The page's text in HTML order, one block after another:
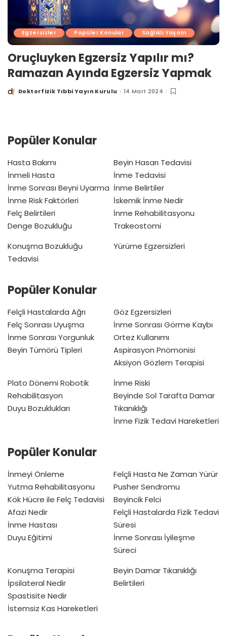
Egzersizler Popüler Konular Sağlıklı Yaşam
Oruçluyken Egzersiz Yapılır mı?
Ramazan Ayında Egzersiz Yapmak
PostedDoktorfizik Tıbbi Yayın Kurulu 14 Mart 2024
Popüler Konular
Hasta Bakımı
İnmeli Hasta
İnme Sonrası Beyni Uyarma
İnme Risk Faktörleri
Felç Belirtileri
Denge Bozukluğu
Beyin Hasarı Tedavisi
İnme Tedavisi
İnme Belirtiler
İskemik İnme Nedir
İnme Rehabilitasyonu
Trakeostomi
Konuşma Bozukluğu
Tedavisi
Yürüme Egzersizleri
Popüler Konular
Felçli Hastalarda Ağrı
Felç Sonrası Uyuşma
İnme Sonrası Yorgunluk
Beyin Tümörü Tipleri
Göz Egzersizleri
İnme Sonrası Görme Kaybı
Ortez Kullanımı
Aspirasyon Pnömonisi
Aksiyon Gözlem Terapisi
Plato Dönemi Robotik
Rehabilitasyon
Duyu Bozuklukları
İnme Riski
Beyinde Sol Tarafta Damar
Tıkanıklığı
İnme Fizik Tedavi Hareketleri
Popüler Konular
İnmeyi Önleme
Yutma Rehabilitasyonu
Kök Hücre ile Felç Tedavisi
Afazi Nedir
İnme Hastası
Duyu Eğitimi
Felçli Hasta Ne Zaman Yürür
Pusher Sendromu
Beyincik Felci
Felçli Hastalarda Fizik Tedavi
Süresi
İnme Sonrası İyileşme
Süreci
Konuşma Terapisi
İpsilateral Nedir
Spastisite Nedir
İstemsiz Kas Hareketleri
Beyin Damar Tıkanıklığı
Belirtileri